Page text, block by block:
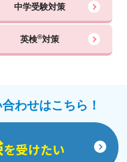
中学受験対策
英検®対策
わせはこちら！
を受けたい